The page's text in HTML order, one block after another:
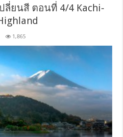
ลี่ยนสี ตอนที่ 4/4 Kachi-
1,865